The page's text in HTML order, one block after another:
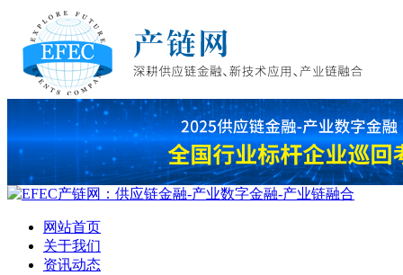
网站首页
关于我们
资讯动态